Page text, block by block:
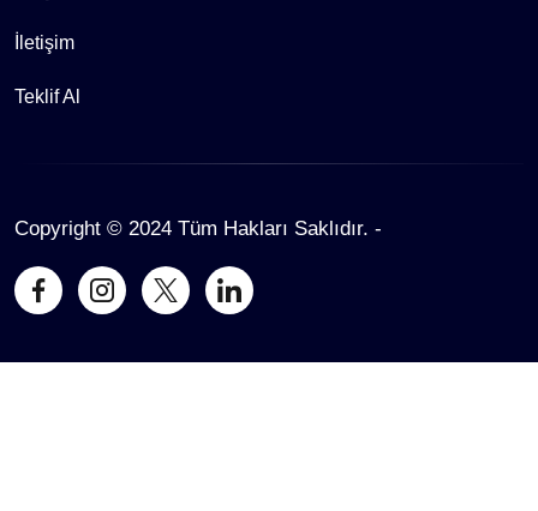
İletişim
Teklif Al
Copyright © 2024 Tüm Hakları Saklıdır. -